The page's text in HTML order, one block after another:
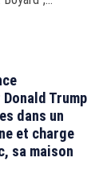
salue la
Trump
dans un
et charge
sa maison